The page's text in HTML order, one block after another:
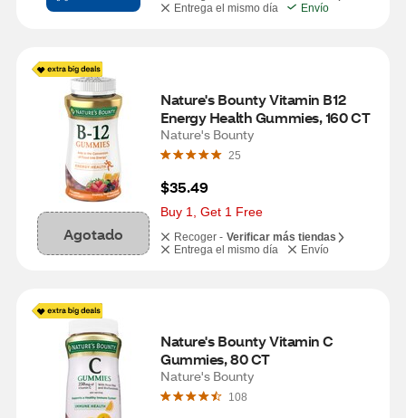
Entrega el mismo día
Envío
Agotado
Nature's Bounty Vitamin B12
Energy Health Gummies, 160 CT
Nature's Bounty
25
$35.49
Buy 1, Get 1 Free
Recoger - Verificar más tiendas
Entrega el mismo día
Envío
Nature's Bounty Vitamin C
Gummies, 80 CT
Nature's Bounty
108